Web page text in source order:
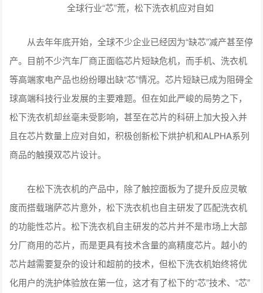
全球行业“芯”荒，松下洗衣机应对自如
从去年年底开始，全球不少企业已经因为“缺芯”减产甚至停
产。目前不少汽车厂商正面临芯片短缺危机，而手机、洗衣机
等高端家电产品也纷纷曝出缺“芯”情况。芯片短缺已成为阻碍全
球高端科技行业发展的主要难题。但在如此严峻的局势之下，
松下洗衣机却丝毫未受影响，甚至在芯片的科研上加大投入并
且在芯片数量上应对自如，积极创新松下烘护机和ALPHA系列
商品的触摸双芯片设计。
在松下洗衣机的产品中，除了触控面板为了提升反应灵敏
度而搭载瑞萨芯片意外，松下洗衣机也自主研发了匹配洗衣机
的功能性芯片。松下洗衣机自主研发的芯片并不是市场上大部
分厂商用的芯片，而是更具有技术含量的高精度芯片。越小的
芯片越需要复杂的设计和超前的技术，但松下洗衣机始终将优
化用户的洗护体验放在第一位，这才有了松下的“芯”技术、“芯”